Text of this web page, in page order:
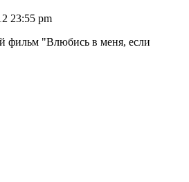
23:55 pm
фильм "Влюбись в меня, если